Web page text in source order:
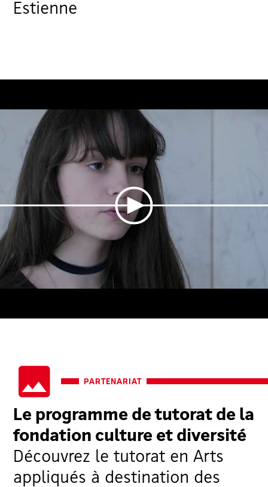
Estienne
PARTENARIAT
Le programme de tutorat de la
fondation culture et diversité
Découvrez le tutorat en Arts
appliqués à destination des